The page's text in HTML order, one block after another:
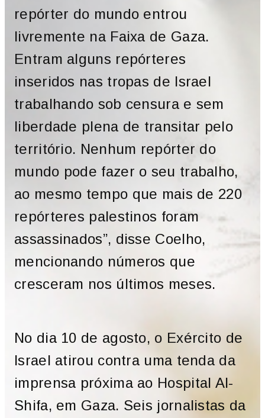
repórter do mundo entrou
livremente na Faixa de Gaza.
Entram alguns repórteres
inseridos nas tropas de Israel
trabalhando sob censura e sem
liberdade plena de transitar pelo
território. Nenhum repórter do
mundo pode fazer o seu trabalho,
ao mesmo tempo que mais de 220
repórteres palestinos foram
assassinados”, disse Coelho,
mencionando números que
cresceram nos últimos meses.
No dia 10 de agosto, o Exército de
Israel atirou contra uma tenda da
imprensa próxima ao Hospital Al-
Shifa, em Gaza. Seis jornalistas da